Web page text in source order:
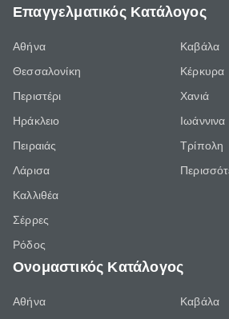
Επαγγελματικός Κατάλογος
Αθήνα
Θεσσαλονίκη
Περιστέρι
Ηράκλειο
Πειραιάς
Λάρισα
Καλλιθέα
Σέρρες
Ρόδος
Καβάλα
Κέρκυρα
Χανιά
Ιωάννινα
Τρίπολη
Ονομαστικός Κατάλογος
Αθήνα Καβάλα